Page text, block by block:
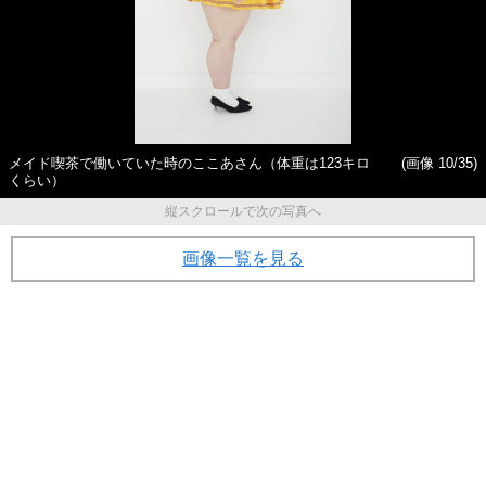
メイド喫茶で働いていた時のここあさん（体重は123キロ
くらい）
(画像 10/35)
縦スクロールで次の写真へ
画像一覧を見る